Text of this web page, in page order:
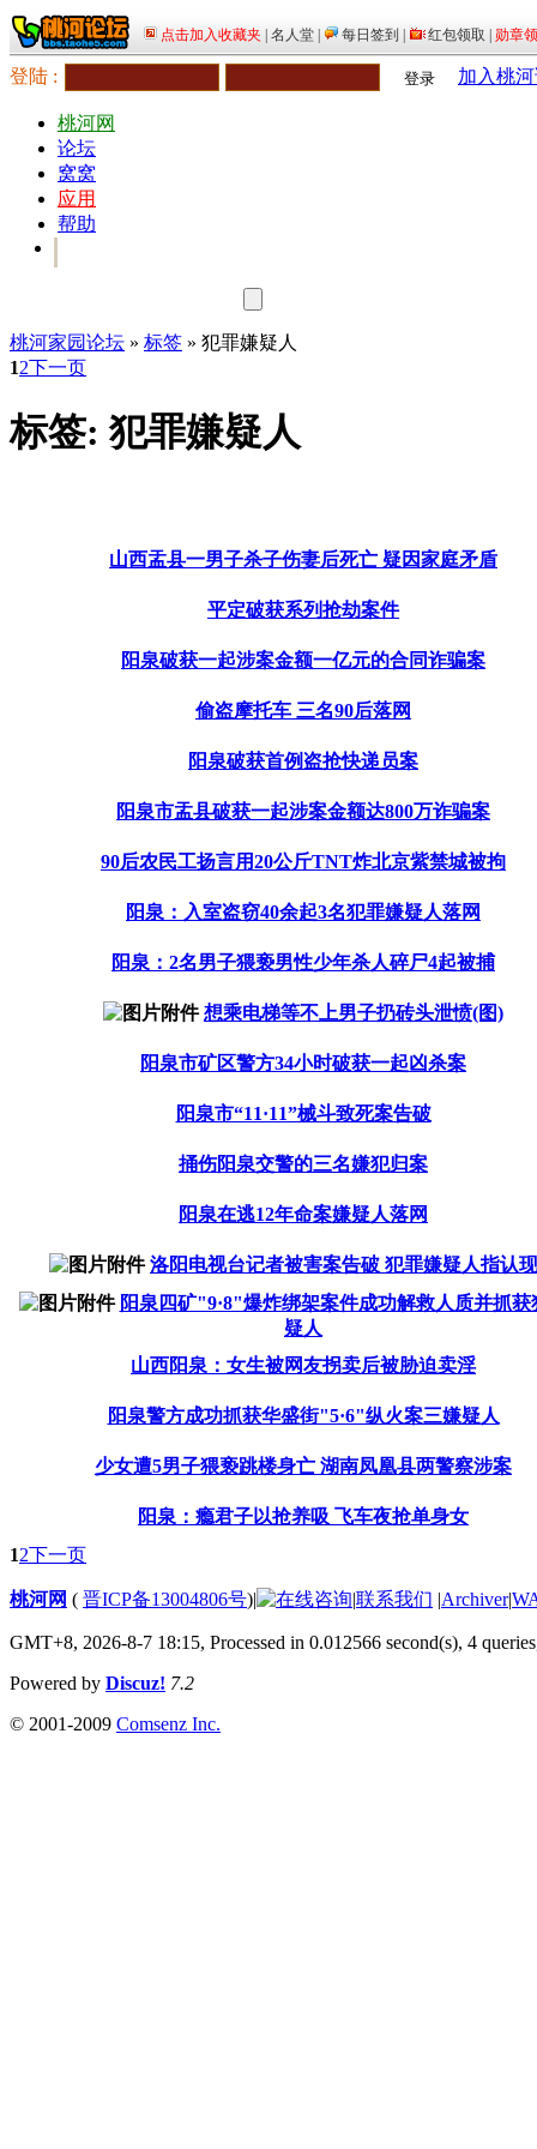
登陆 : 登录 加入桃
桃河网
论坛
窝窝
应用
帮助
桃河家园论坛 » 标签 » 犯罪嫌疑人
12下一页
标签: 犯罪嫌疑人
山西盂县一男子杀子伤妻后死亡 疑因家庭矛盾
平定破获系列抢劫案件
阳泉破获一起涉案金额一亿元的合同诈骗案
偷盗摩托车 三名90后落网
阳泉破获首例盗抢快递员案
阳泉市盂县破获一起涉案金额达800万诈骗案
90后农民工扬言用20公斤TNT炸北京紫禁城被拘
阳泉：入室盗窃40余起3名犯罪嫌疑人落网
阳泉：2名男子猥亵男性少年杀人碎尸4起被捕
想乘电梯等不上男子扔砖头泄愤(图)
阳泉市矿区警方34小时破获一起凶杀案
阳泉市“11·11”械斗致死案告破
捅伤阳泉交警的三名嫌犯归案
阳泉在逃12年命案嫌疑人落网
洛阳电视台记者被害案告破 犯罪嫌疑人指认
阳泉四矿"9·8"爆炸绑架案件成功解救人质并抓获
疑人
山西阳泉：女生被网友拐卖后被胁迫卖淫
阳泉警方成功抓获华盛街"5·6"纵火案三嫌疑人
少女遭5男子猥亵跳楼身亡 湖南凤凰县两警察涉案
阳泉：瘾君子以抢养吸 飞车夜抢单身女
12下一页
桃河网 ( 晋ICP备13004806号)| |联系我们 |Archiver|
GMT+8, 2026-8-7 18:15, Processed in 0.012566 second(s), 4
Powered by Discuz! 7.2
© 2001-2009 Comsenz Inc.